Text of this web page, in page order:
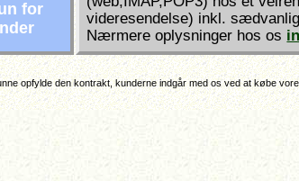
for
videresendelse) inkl.
Nærmere oplysninger hos os
opfylde den kontrakt, kunderne indgår med os ved at købe